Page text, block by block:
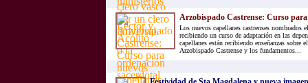
Arzobispado Castrense: Curso para
Los nuevos capellanes castrenses nombrados
recibiendo un curso de adaptación en las
capellanes están recibiendo enseñanzas sobre
Arzobispado Castrense y los fundamentos...